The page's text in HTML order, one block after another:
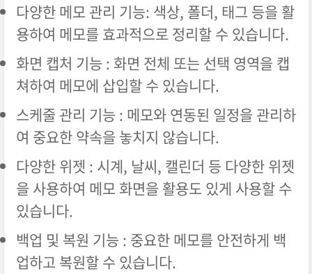
다양한 메모 관리 기능: 색상, 폴더, 태그 등을 활
용하여 메모를 효과적으로 정리할 수 있습니다.
화면 캡처 기능 : 화면 전체 또는 선택 영역을 캡
쳐하여 메모에 삽입할 수 있습니다.
스케줄 관리 기능 : 메모와 연동된 일정을 관리하
여 중요한 약속을 놓치지 않습니다.
다양한 위젯 : 시계, 날씨, 캘린더 등 다양한 위젯
을 사용하여 메모 화면을 활용도 있게 사용할 수
있습니다.
백업 및 복원 기능 : 중요한 메모를 안전하게 백
업하고 복원할 수 있습니다.